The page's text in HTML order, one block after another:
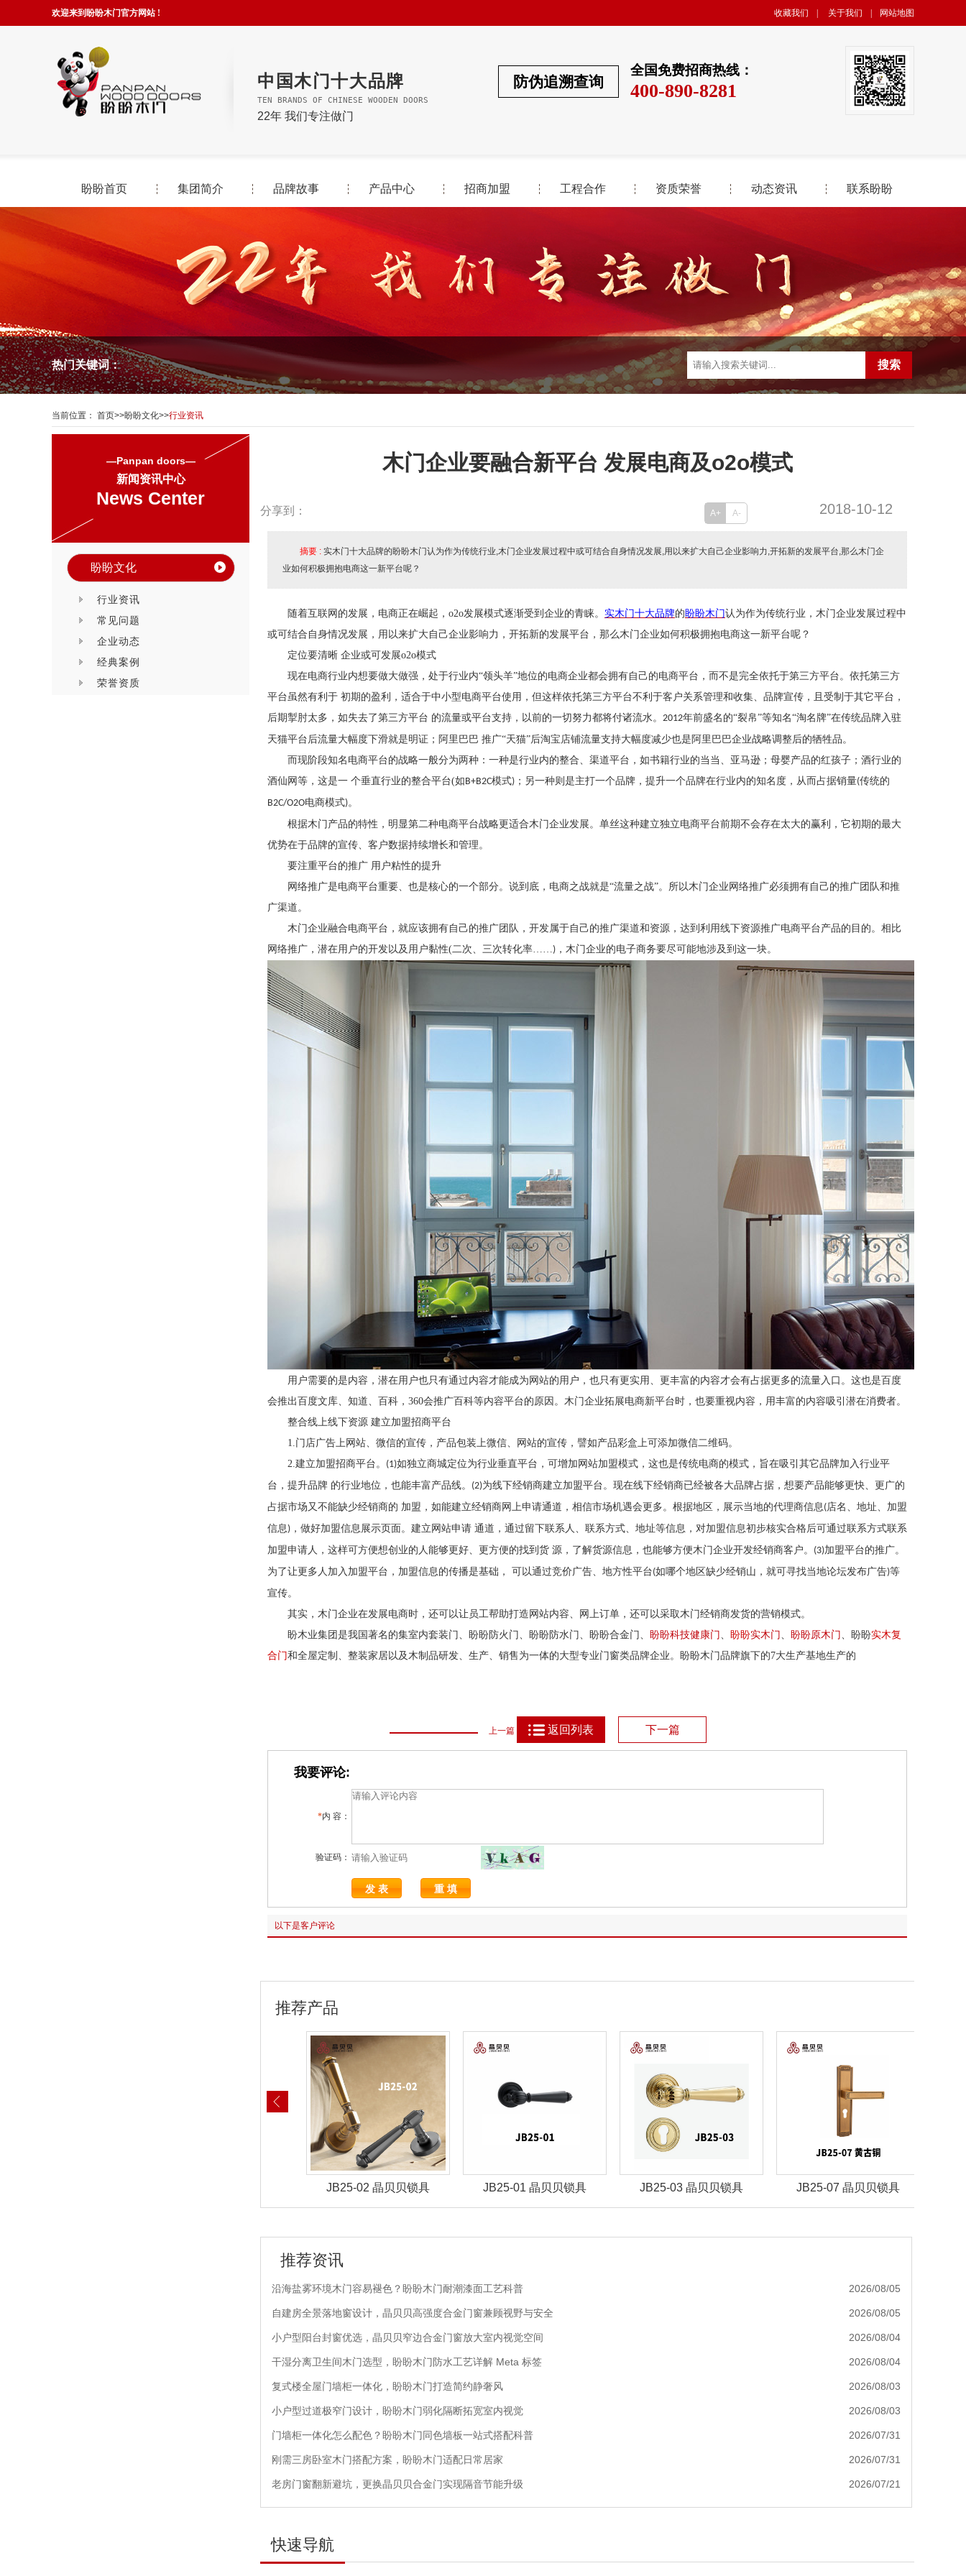
欢迎来到盼盼木门官方网站 ! 收藏我们 关于我们 网站地图
中国木门十大品牌
TEN BRANDS OF CHINESE WOODEN DOORS
22年 我们专注做门
全国免费招商热线：
400-890-8281
防伪追溯查询
盼盼首页 集团简介 品牌故事 产品中心 招商加盟 工程合作 资质荣誉 动态资讯 联系盼盼
热门关键词：
当前位置： 首页>>盼盼文化>>行业资讯
—Panpan doors—
新闻资讯中心
News Center
盼盼文化
行业资讯
常见问题
企业动态
经典案例
荣誉资质
木门企业要融合新平台 发展电商及o2o模式
分享到： 2018-10-12
A+ A-
摘要 : 实木门十大品牌的盼盼木门认为作为传统行业,木门企业发展过程中或可结合自身情况发展,用以来扩大自己企业影响力,开拓新的发展平台,那么木门企
业如何积极拥抱电商这一新平台呢？
随着互联网的发展，电商正在崛起， o2o发展模式逐渐受到企业的青睐。 实木门十大品牌的盼盼木门认为作为传统行业，木门企业发展过程中
或可结合自身情况发展，用以来扩大自己企业影响力，开拓新的发展平台，那么木门企业如何积极拥抱电商这一新平台呢？
定位要清晰 企业或可发展o2o模式
现在电商行业内想要做大做强，处于行业内“领头羊”地位的电商企业都会拥有自己的电商平台，而不是完全依托于第三方平台。依托第三方
平台虽然有利于 初期的盈利，适合于中小型电商平台使用，但这样依托第三方平台不利于客户关系管理和收集、品牌宣传，且受制于其它平台，
后期掣肘太多，如失去了第三方平台 的流量或平台支持，以前的一切努力都将付诸流水。 2012年前盛名的“裂帛”等知名“淘名牌”在传统品牌入驻
天猫平台后流量大幅度下滑就是明证；阿里巴巴 推广“天猫”后淘宝店铺流量支持大幅度减少也是阿里巴巴企业战略调整后的牺牲品。
而现阶段知名电商平台的战略一般分为两种：一种是行业内的整合、渠道平台，如书籍行业的当当、亚马逊；母婴产品的红孩子；酒行业的
酒仙网等，这是一 个垂直行业的整合平台(如B+B2C模式) ；另一种则是主打一个品牌，提升一个品牌在行业内的知名度，从而占据销量(传统的
B2C/O2O电商模式)。
根据木门产品的特性，明显第二种电商平台战略更适合木门企业发展。单丝这种建立独立电商平台前期不会存在太大的赢利，它初期的最大
优势在于品牌的宣传、客户数据持续增长和管理。
要注重平台的推广 用户粘性的提升
网络推广是电商平台重要、也是核心的一个部分。说到底，电商之战就是“流量之战”。所以木门企业网络推广必须拥有自己的推广团队和推
广渠道。
木门企业融合电商平台，就应该拥有自己的推广团队，开发属于自己的推广渠道和资源，达到利用线下资源推广电商平台产品的目的。相比
网络推广，潜在用户的开发以及用户黏性(二次、三次转化率……) ，木门企业的电子商务要尽可能地涉及到这一块。
用户需要的是内容，潜在用户也只有通过内容才能成为网站的用户，也只有更实用、更丰富的内容才会有占据更多的流量入口。这也是百度
会推出百度文库、知道、百科， 360会推广百科等内容平台的原因。木门企业拓展电商新平台时，也要重视内容，用丰富的内容吸引潜在消费者。
整合线上线下资源 建立加盟招商平台
1.门店广告上网站、微信的宣传，产品包装上微信、网站的宣传，譬如产品彩盒上可添加微信二维码。
2.建立加盟招商平台。 (1)如独立商城定位为行业垂直平台，可增加网站加盟模式，这也是传统电商的模式，旨在吸引其它品牌加入行业平
台，提升品牌 的行业地位，也能丰富产品线。 (2)为线下经销商建立加盟平台。现在线下经销商已经被各大品牌占据，想要产品能够更快、更广的
占据市场又不能缺少经销商的 加盟，如能建立经销商网上申请通道，相信市场机遇会更多。根据地区，展示当地的代理商信息(店名、地址、加盟
信息) ，做好加盟信息展示页面。建立网站申请 通道，通过留下联系人、联系方式、地址等信息，对加盟信息初步核实合格后可通过联系方式联系
加盟申请人，这样可方便想创业的人能够更好、更方便的找到货 源，了解货源信息，也能够方便木门企业开发经销商客户。 (3)加盟平台的推广。
为了让更多人加入加盟平台，加盟信息的传播是基础， 可以通过竞价广告、地方性平台(如哪个地区缺少经销山，就可寻找当地论坛发布广告)等
宣传。
其实，木门企业在发展电商时，还可以让员工帮助打造网站内容、网上订单，还可以采取木门经销商发货的营销模式。
盼木业集团是我国著名的集室内套装门、盼盼防火门、盼盼防水门、盼盼合金门、 盼盼科技健康门 、 盼盼实木门 、 盼盼原木门 、盼盼实木复
合门和全屋定制、整装家居以及木制品研发、生产、销售为一体的大型专业门窗类品牌企业。盼盼木门品牌旗下的7大生产基地生产的
上一篇 返回列表 下一篇
我要评论:
*内 容：
验证码：
以下是客户评论
推荐产品
JB25-01 晶贝贝锁具 JB25-03 晶贝贝锁具 JB25-07 晶贝贝锁具 JBZ-30晶贝贝智能锁
推荐资讯
沿海盐雾环境木门容易褪色？盼盼木门耐潮漆面工艺科普 2026/08/05
自建房全景落地窗设计，晶贝贝高强度合金门窗兼顾视野与安全 2026/08/05
小户型阳台封窗优选，晶贝贝窄边合金门窗放大室内视觉空间 2026/08/04
干湿分离卫生间木门选型，盼盼木门防水工艺详解 Meta 标签 2026/08/04
复式楼全屋门墙柜一体化，盼盼木门打造简约静奢风 2026/08/03
小户型过道极窄门设计，盼盼木门弱化隔断拓宽室内视觉 2026/08/03
门墙柜一体化怎么配色？盼盼木门同色墙板一站式搭配科普 2026/07/31
刚需三房卧室木门搭配方案，盼盼木门适配日常居家 2026/07/31
老房门窗翻新避坑，更换晶贝贝合金门实现隔音节能升级 2026/07/21
快速导航